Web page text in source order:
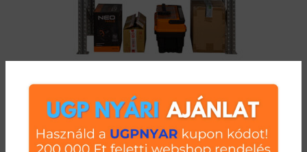
egység
39 002
Ft
( 30 710Ft + Áfa)
KOSÁRBA TESZEM